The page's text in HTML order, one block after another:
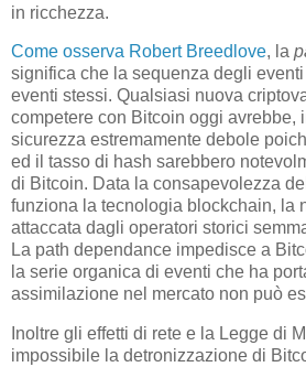
in ricchezza.
Come osserva Robert Breedlove, la
significa che la sequenza degli
eventi stessi. Qualsiasi nuova
competere con Bitcoin oggi avrebbe,
sicurezza estremamente debole
ed il tasso di hash sarebbero
di Bitcoin. Data la consapevolezza
funziona la tecnologia blockchain, la
attaccata dagli operatori storici
La path dependance impedisce a
la serie organica di eventi che ha
assimilazione nel mercato non può
Inoltre gli effetti di rete e la Legge di
impossibile la detronizzazione di